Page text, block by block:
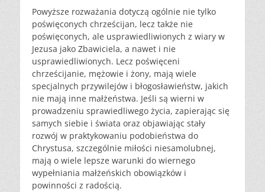
Powyższe rozważania dotyczą ogólnie nie tylko
poświęconych chrześcijan, lecz także nie
poświęconych, ale usprawiedliwionych z wiary w
Jezusa jako Zbawiciela, a nawet i nie
usprawiedliwionych. Lecz poświęceni
chrześcijanie, mężowie i żony, mają wiele
specjalnych przywilejów i błogosławieństw, jakich
nie mają inne małżeństwa. Jeśli są wierni w
prowadzeniu sprawiedliwego życia, zapierając się
samych siebie i świata oraz objawiając stały
rozwój w praktykowaniu podobieństwa do
Chrystusa, szczególnie miłości niesamolubnej,
mają o wiele lepsze warunki do wiernego
wypełniania małżeńskich obowiązków i
powinności z radością.